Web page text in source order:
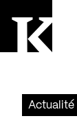
Actualité